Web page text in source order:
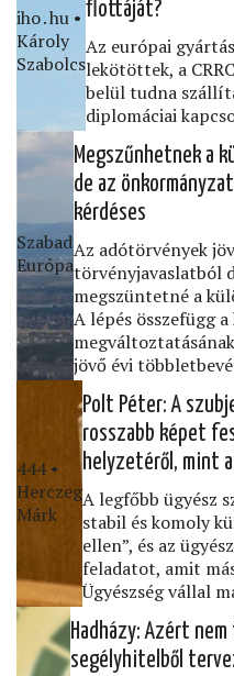
iho․hu •
Károly
Szabolcs
ﬂottáját?
Az európai
lekötöttek, a
belül tudna
diplomáciai
Szabad
Európa
Megszűnhetnek a
de az
kérdéses
Az adótörvények
törvényjavaslatból
megszüntetné a
A lépés összefügg
jövő évi
444 •
Herczeg
Márk
Polt Péter: A
rosszabb képet
helyzetéről, mint
A legfőbb ügyész
stabil és komoly
ellen”, és az
feladatot, amit
Ügyészség vállal
Hadházy: Azért
segélyhitelből